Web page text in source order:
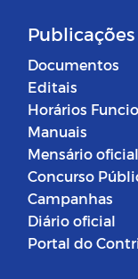
Publicações
Documentos
Editais
Horários
Manuais
Mensário oficial
Concurso
Campanhas
Diário oficial
Portal do